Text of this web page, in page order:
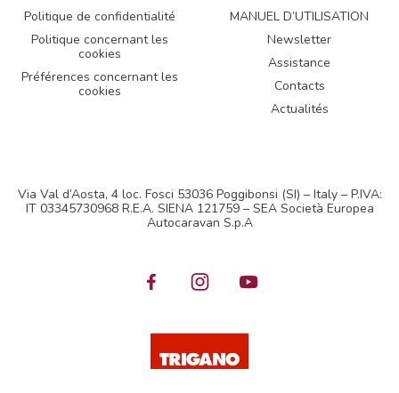
Politique de confidentialité
Politique concernant les
cookies
Préférences concernant les
cookies
MANUEL D’UTILISATION
Newsletter
Assistance
Contacts
Actualités
Via Val d’Aosta, 4 loc. Fosci 53036 Poggibonsi (SI) – Italy – P.IVA:
IT 03345730968 R.E.A. SIENA 121759 – SEA Società Europea
Autocaravan S.p.A